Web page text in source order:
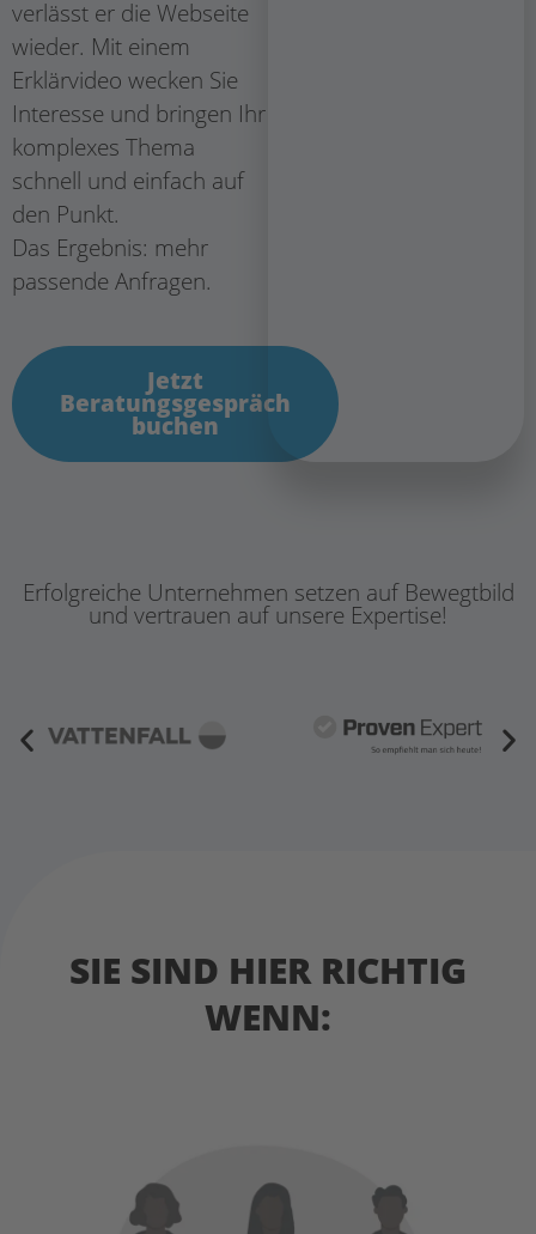
verlässt er die Webseite
wieder. Mit einem
Erklärvideo wecken Sie
Interesse und bringen Ihr
komplexes Thema
schnell und einfach auf
den Punkt.
Das Ergebnis: mehr
passende Anfragen.
Jetzt
Beratungsgespräch
buchen
Erfolgreiche Unternehmen setzen auf Bewegtbild
und vertrauen auf unsere Expertise!
SIE SIND HIER RICHTIG
WENN: